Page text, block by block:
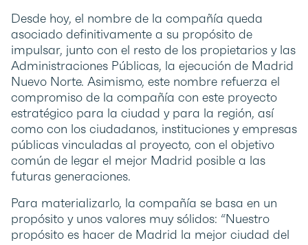
Desde hoy, el nombre de la compañía queda
asociado definitivamente a su propósito de
impulsar, junto con el resto de los propietarios y las
Administraciones Públicas, la ejecución de Madrid
Nuevo Norte. Asimismo, este nombre refuerza el
compromiso de la compañía con este proyecto
estratégico para la ciudad y para la región, así
como con los ciudadanos, instituciones y empresas
públicas vinculadas al proyecto, con el objetivo
común de legar el mejor Madrid posible a las
futuras generaciones.
Para materializarlo, la compañía se basa en un
propósito y unos valores muy sólidos: “Nuestro
propósito es hacer de Madrid la mejor ciudad del